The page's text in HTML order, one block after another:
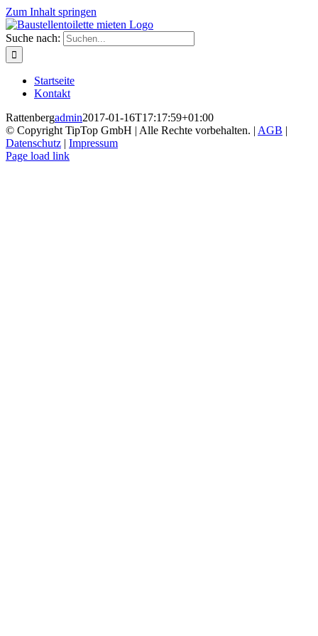
Zum Inhalt springen
Suche nach:
Startseite
Kontakt
Rattenbergadmin2017-01-16T17:17:59+01:00
© Copyright TipTop GmbH | Alle Rechte vorbehalten. | AGB |
Datenschutz | Impressum
Page load link